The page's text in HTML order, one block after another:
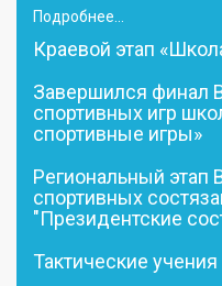
Подробнее...
Краевой этап
Завершился финал
спортивных игр
спортивные игры»
Региональный этап
спортивных
"Президентские
Тактические